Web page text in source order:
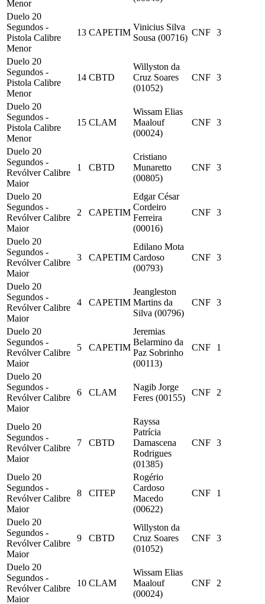
Menor
Duelo 20
Segundos -
Pistola Calibre
Menor
13 CAPETIM
Vinicius Silva
Sousa (00716)
CNF 3
Duelo 20
Segundos -
Pistola Calibre
Menor
14 CBTD
Willyston da
Cruz Soares
(01052)
CNF 3
Duelo 20
Segundos -
Pistola Calibre
Menor
15 CLAM
Wissam Elias
Maalouf
(00024)
CNF 3
Duelo 20
Segundos -
Revólver Calibre
Maior
1 CBTD
Cristiano
Munaretto
(00805)
CNF 3
Duelo 20
Segundos -
Revólver Calibre
Maior
2 CAPETIM
Edgar César
Cordeiro
Ferreira
(00016)
CNF 3
Duelo 20
Segundos -
Revólver Calibre
Maior
3 CAPETIM
Edilano Mota
Cardoso
(00793)
CNF 3
Duelo 20
Segundos -
Revólver Calibre
Maior
4 CAPETIM
Jeangleston
Martins da
Silva (00796)
CNF 3
Duelo 20
Segundos -
Revólver Calibre
Maior
5 CAPETIM
Jeremias
Belarmino da
Paz Sobrinho
(00113)
CNF 1
Duelo 20
Segundos -
Revólver Calibre
Maior
6 CLAM
Nagib Jorge
Feres (00155)
CNF 2
Duelo 20
Segundos -
Revólver Calibre
Maior
7 CBTD
Rayssa
Patrícia
Damascena
Rodrigues
(01385)
CNF 3
Duelo 20
Segundos -
Revólver Calibre
Maior
8 CITEP
Rogério
Cardoso
Macedo
(00622)
CNF 1
Duelo 20
Segundos -
Revólver Calibre
Maior
9 CBTD
Willyston da
Cruz Soares
(01052)
CNF 3
Duelo 20
Segundos -
Revólver Calibre
Maior
10 CLAM
Wissam Elias
Maalouf
(00024)
CNF 2